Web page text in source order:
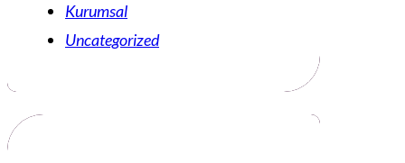
Kurumsal
Uncategorized